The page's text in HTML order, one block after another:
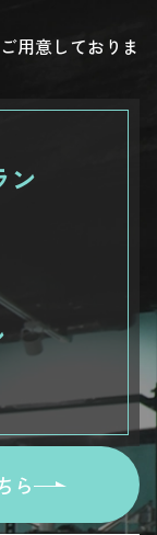
用意しておりま
ン
ら